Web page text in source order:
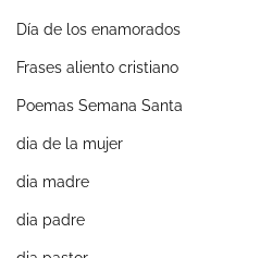
Día de los enamorados
Frases aliento cristiano
Poemas Semana Santa
dia de la mujer
dia madre
dia padre